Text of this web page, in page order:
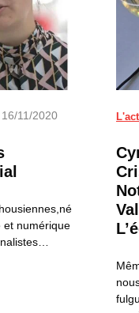
16/11/2020
et numérique